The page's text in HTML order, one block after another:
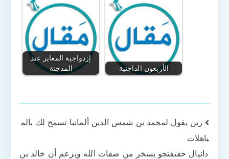
إزدواجية المعاير عند
المدجنة
الأربعون الداجنية
تصفّح
المقالات
زين يقول لمحمد بن شمس الدين ألمانيا تسمح لك بالم
باهلات
دانيال حقيقتجو يسخر من صفات الله ويزعم أن خالد بن